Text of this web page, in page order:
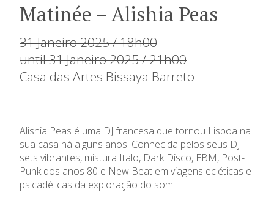
Matinée – Alishia Peas
31 Janeiro 2025 / 18h00
until 31 Janeiro 2025 / 21h00
Casa das Artes Bissaya Barreto
Alishia Peas é uma DJ francesa que tornou Lisboa na
sua casa há alguns anos. Conhecida pelos seus DJ
sets vibrantes, mistura Italo, Dark Disco, EBM, Post-
Punk dos anos 80 e New Beat em viagens ecléticas e
psicadélicas da exploração do som.